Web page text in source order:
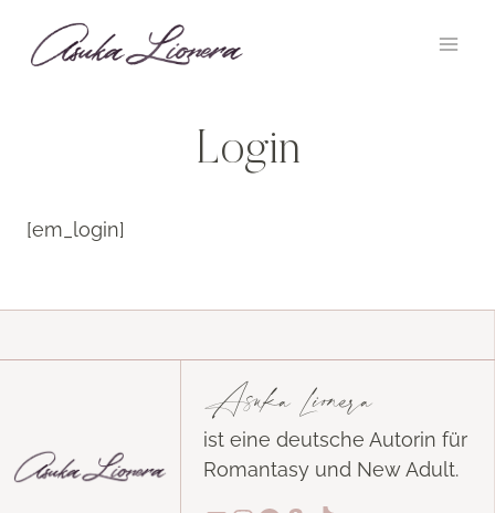
Inhalt
springen
Login
[em_login]
Asuka Lionera
ist eine deutsche Autorin für
Romantasy und New Adult.